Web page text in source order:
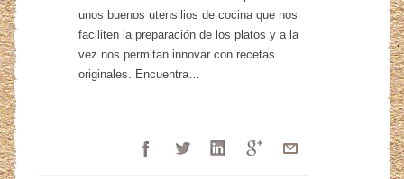
unos buenos utensilios de cocina que nos
faciliten la preparación de los platos y a la
vez nos permitan innovar con recetas
originales. Encuentra…